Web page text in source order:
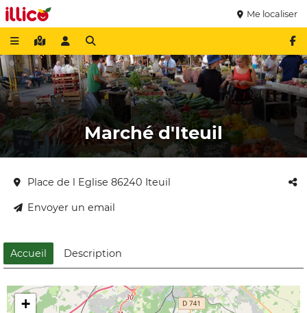
Me localiser
Marché d'Iteuil
Place de l Eglise 86240 Iteuil
Envoyer un email
Accueil Description
+